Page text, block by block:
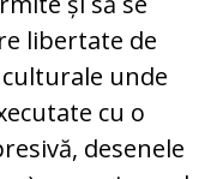
libertate de
unde
cu o
desenele